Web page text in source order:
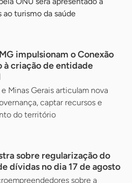
turismo da saúde
impulsionam o Conexão
à criação de entidade
Minas Gerais articulam nova
captar recursos e
do território
sobre regularização do
dívidas no dia 17 de agosto
sobre a